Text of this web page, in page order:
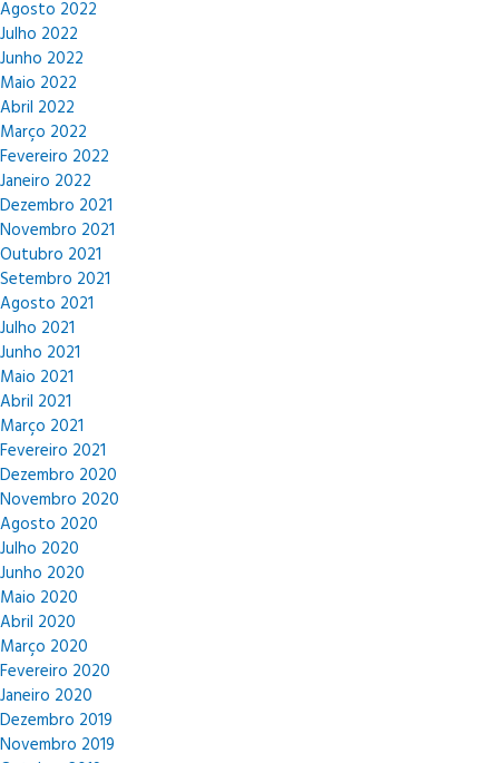
Agosto 2022
Julho 2022
Junho 2022
Maio 2022
Abril 2022
Março 2022
Fevereiro 2022
Janeiro 2022
Dezembro 2021
Novembro 2021
Outubro 2021
Setembro 2021
Agosto 2021
Julho 2021
Junho 2021
Maio 2021
Abril 2021
Março 2021
Fevereiro 2021
Dezembro 2020
Novembro 2020
Agosto 2020
Julho 2020
Junho 2020
Maio 2020
Abril 2020
Março 2020
Fevereiro 2020
Janeiro 2020
Dezembro 2019
Novembro 2019